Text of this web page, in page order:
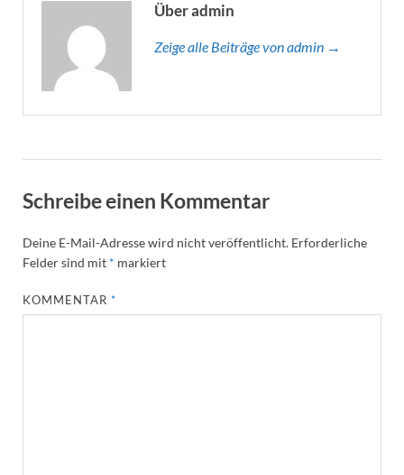
Über admin
Zeige alle Beiträge von admin →
Schreibe einen Kommentar
Deine E-Mail-Adresse wird nicht veröffentlicht. Erforderliche
Felder sind mit * markiert
KOMMENTAR*